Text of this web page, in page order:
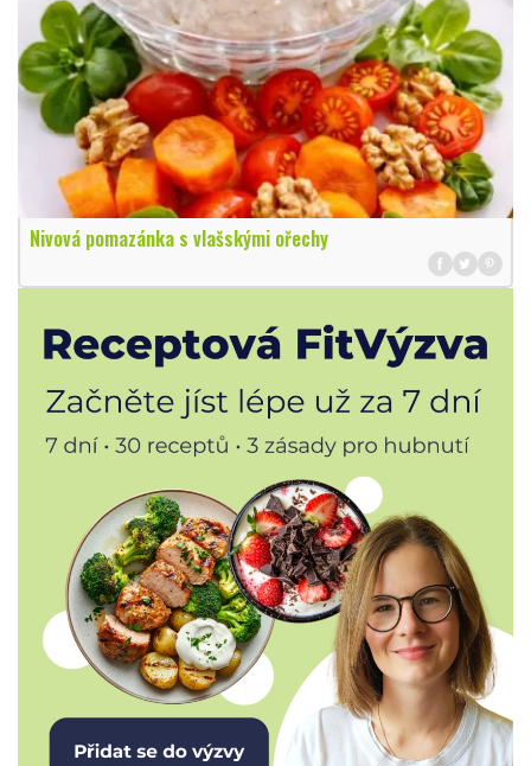
Nivová pomazánka s vlašskými ořechy